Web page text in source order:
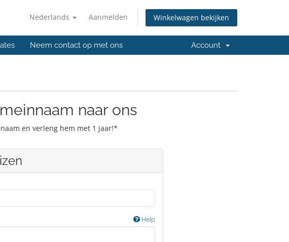
Nederlands Aanmelden Winkelwagen bekijken
Neem contact op met ons Account
naar ons
en verleng hem met 1 jaar!*
Help